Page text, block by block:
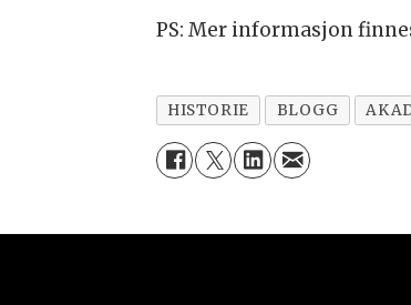
PS: Mer informasjon
HISTORIE BLOGG